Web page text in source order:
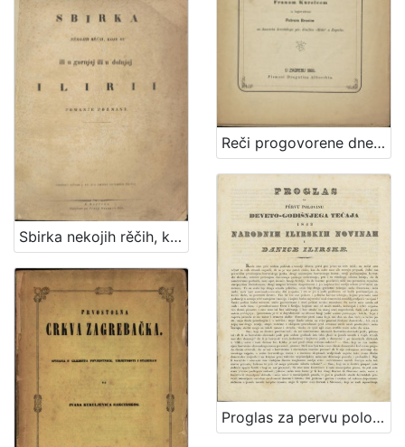
Sbirka nekojih rěčih, koje su ili u gornjoj ili u dolnjoj Ilirii pomanje poznane / Redaktor, i V.: Dr. Ljudevit Gay
Reči progovorene dne 15-a svibnja godine 1868 prilikom zasnovanja narodne glumnice u Pragu / složene Franom Kurelcem a izgovorene Petrom Branim na koncertu hrvatskoga pev. družtva
Proglas za pervu polovinu deveto-godišnjega tečaja 1843 Narodnih ilirskih novinah i Danice ilirske